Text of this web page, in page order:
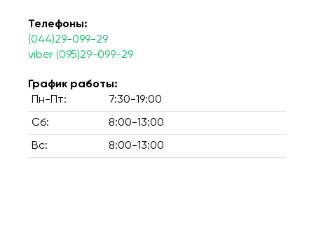
Телефоны:
(044)29-099-29
viber (095)29-099-29
График работы:
Пн-Пт:
7:30-19:00
Сб: 8:00-13:00
Вс: 8:00-13:00